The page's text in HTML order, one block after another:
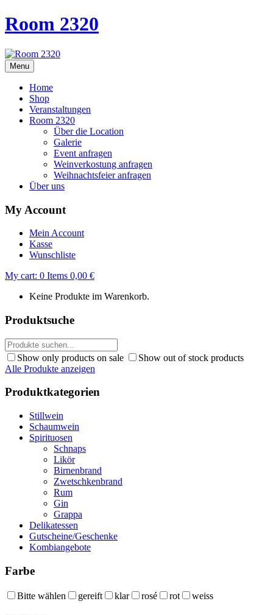
Room 2320
Menu
Home
Shop
Veranstaltungen
Room 2320
Über die Location
Galerie
Event anfragen
Weinverkostung anfragen
Weihnachtsfeier anfragen
Über uns
My Account
Mein Account
Kasse
Wunschliste
My cart: 0 Items 0,00 €
Keine Produkte im Warenkorb.
Produktsuche
Show only products on sale
Show out of stock products
Alle Produkte anzeigen
Produktkategorien
Stillwein
Schaumwein
Spirituosen
Schnaps
Likör
Birnenbrand
Zwetschkenbrand
Rum
Gin
Grappa
Delikatessen
Gutscheine/Geschenke
Kombiangebote
Farbe
Bitte wählen gereift klar rosé rot weiss